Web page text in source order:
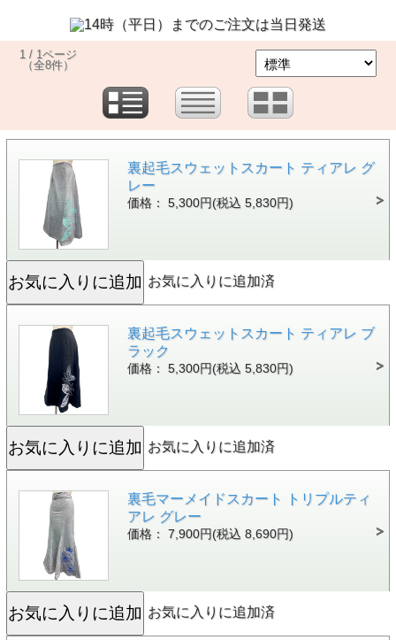
1 / 1ページ
（全8件）
裏起毛スウェットスカート ティアレ グ
レー
価格： 5,300円(税込 5,830円)
お気に入りに追加済
裏起毛スウェットスカート ティアレ ブ
ラック
価格： 5,300円(税込 5,830円)
お気に入りに追加済
裏毛マーメイドスカート トリプルティ
アレ グレー
価格： 7,900円(税込 8,690円)
お気に入りに追加済